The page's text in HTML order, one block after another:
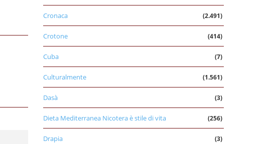
Cronaca (2.491)
Crotone (414)
Cuba (7)
Culturalmente (1.561)
Dasà (3)
Dieta Mediterranea Nicotera è stile di vita (256)
Drapia (3)